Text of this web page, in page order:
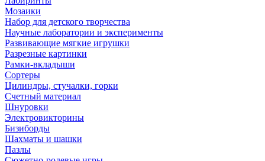
Мозаики
Набор для детского творчества
Научные лаборатории и эксперименты
Развивающие мягкие игрушки
Разрезные картинки
Рамки-вкладыши
Сортеры
Цилиндры, стучалки, горки
Счетный материал
Шнуровки
Электровикторины
Бизиборды
Шахматы и шашки
Пазлы